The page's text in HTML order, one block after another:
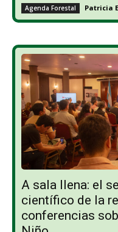
Agenda Forestal Patricia
A sala llena: el
científico de la
conferencias